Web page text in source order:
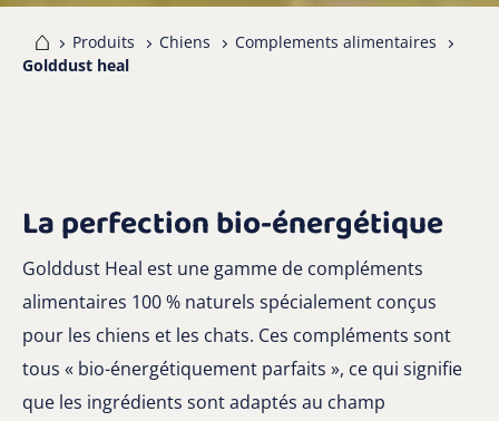
Produits Chiens
Complements alimentaires
Golddust heal
La perfection bio-énergétique
Golddust Heal est une gamme de compléments
alimentaires 100 % naturels spécialement conçus
pour les chiens et les chats. Ces compléments sont
tous « bio-énergétiquement parfaits », ce qui signifie
que les ingrédients sont adaptés au champ